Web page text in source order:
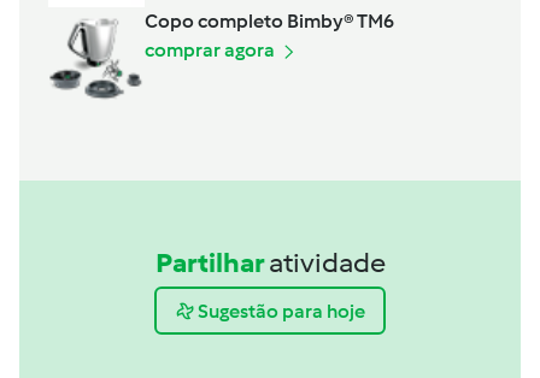
Copo completo Bimby® TM6
comprar agora
Partilharatividade
Sugestão para hoje